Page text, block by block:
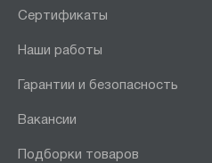
Сертификаты
Наши работы
Гарантии и безопасность
Вакансии
Подборки товаров